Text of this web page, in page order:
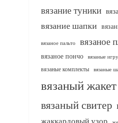
вязание туники
вязание шапки
вязаное пальто вязаное
вязаное пончо вязаные
вязаные комплекты
вязаные
вязаный жакет
вязаный свитер